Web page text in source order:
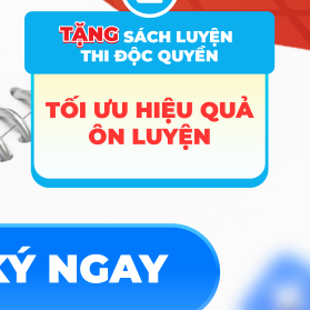
A00; A01; C01; C02;
D01; X01; X05; X06
26.34 26.31 26.36
A00; A01; C01; C02;
D01; X01; X05; X06
23.73 22.4 18.04
A00; A01; C01; C02;
D01; X01; X05; X06
23.7 22.55 18.3